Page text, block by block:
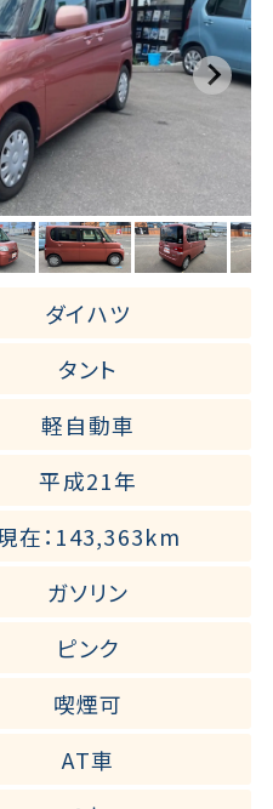
ット
ダイハツ
タント
軽自動車
平成21年
在：143,363km
ガソリン
ピンク
喫煙可
AT車